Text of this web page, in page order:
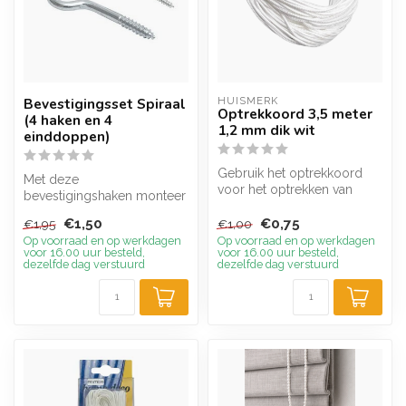
Bevestigingsset Spiraal
(4 haken en 4
einddoppen)
Met deze
bevestigingshaken monteer
een handomdraai. ...
€1,95 €1,50
Op voorraad en op werkdagen
voor 16.00 uur besteld,
dezelfde dag verstuurd
HUISMERK
Optrekkoord 3,5 meter
1,2 mm dik wit
Gebruik het optrekkoord
voor het optrekken van
lichtgewich...
€1,00 €0,75
Op voorraad en op werkdagen
voor 16.00 uur besteld,
dezelfde dag verstuurd